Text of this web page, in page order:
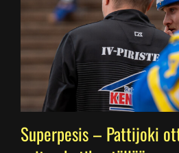
Superpesis – Pattijoki